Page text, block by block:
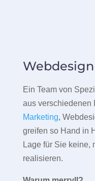
Ein Team von
aus verschiedenen
Marketing,
greifen so Hand in
Lage für Sie keine,
realisieren.